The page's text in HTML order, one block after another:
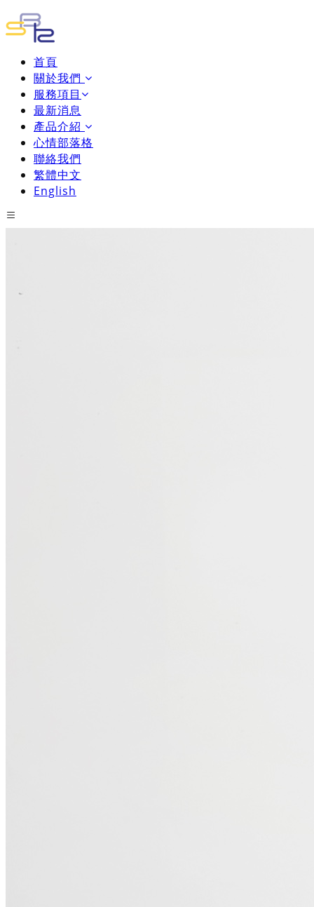
首頁
關於我們
服務項目
最新消息
產品介紹
心情部落格
聯絡我們
繁體中文
English